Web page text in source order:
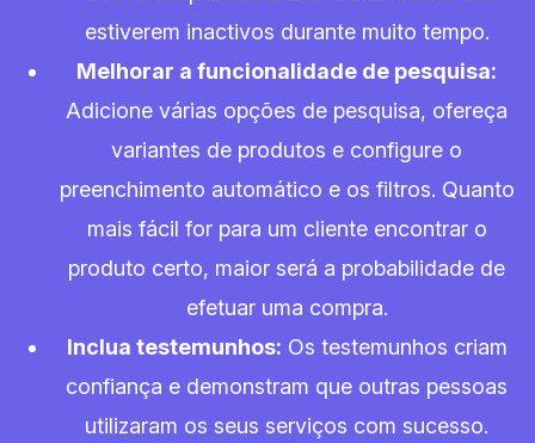
estiverem inactivos durante muito tempo.
Melhorar a funcionalidade de pesquisa:
Adicione várias opções de pesquisa, ofereça
variantes de produtos e configure o
preenchimento automático e os filtros. Quanto
mais fácil for para um cliente encontrar o
produto certo, maior será a probabilidade de
efetuar uma compra.
Inclua testemunhos: Os testemunhos criam
confiança e demonstram que outras pessoas
utilizaram os seus serviços com sucesso.